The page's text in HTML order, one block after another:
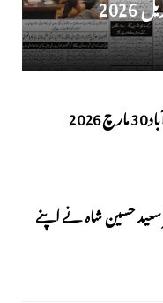
سعید حسین شاہ نے اپنے